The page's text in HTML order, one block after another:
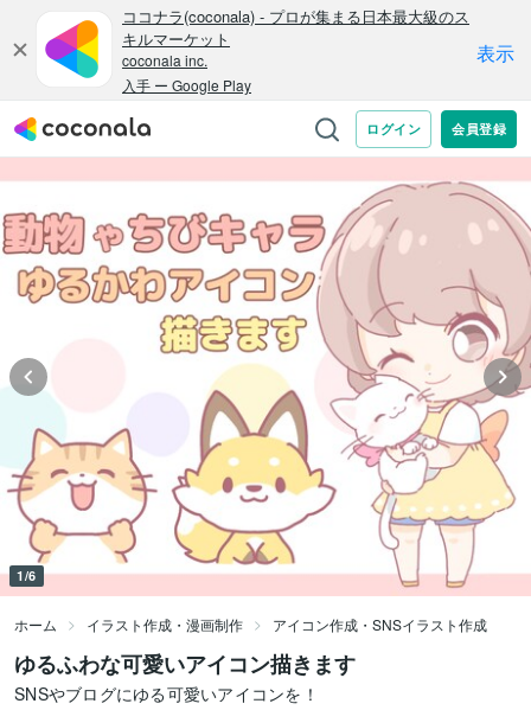
1/6
ホーム イラスト作成・漫画制作 アイコン作成・SNSイラスト作成
ゆるふわな可愛いアイコン描きます
SNSやブログにゆる可愛いアイコンを！